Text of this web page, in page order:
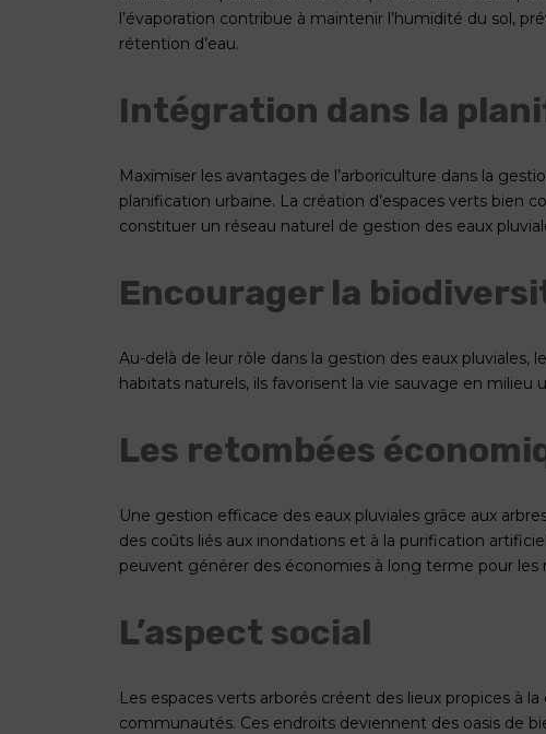
l’évaporation contribue à maintenir l’humidité du sol,
rétention d’eau.
Intégration dans la
Maximiser les avantages de l’arboriculture dans la
planification urbaine. La création d’espaces verts bien
constituer un réseau naturel de gestion des eaux
Encourager la
Au-delà de leur rôle dans la gestion des eaux pluviales,
habitats naturels, ils favorisent la vie sauvage en milieu
Les retombées
Une gestion efficace des eaux pluviales grâce aux
des coûts liés aux inondations et à la purification
peuvent générer des économies à long terme pour les
L’aspect social
Les espaces verts arborés créent des lieux propices à
communautés. Ces endroits deviennent des oasis de